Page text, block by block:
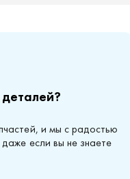
и мы с радостью
если вы не знаете